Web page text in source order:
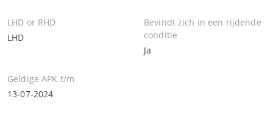
LHD or RHD
LHD
Bevindt zich in een rijdende
conditie
Ja
Geldige APK t/m
13-07-2024